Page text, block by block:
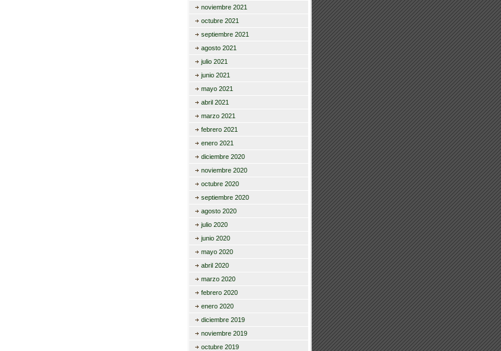
noviembre 2021
octubre 2021
septiembre 2021
agosto 2021
julio 2021
junio 2021
mayo 2021
abril 2021
marzo 2021
febrero 2021
enero 2021
diciembre 2020
noviembre 2020
octubre 2020
septiembre 2020
agosto 2020
julio 2020
junio 2020
mayo 2020
abril 2020
marzo 2020
febrero 2020
enero 2020
diciembre 2019
noviembre 2019
octubre 2019